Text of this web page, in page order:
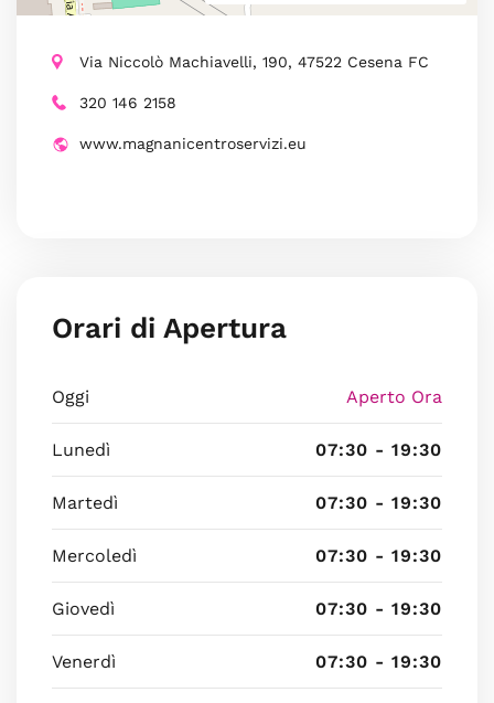
Via Niccolò Machiavelli, 190, 47522 Cesena FC
320 146 2158
www.magnanicentroservizi.eu
Orari di Apertura
Oggi Aperto Ora
Lunedì 07:30 - 19:30
Martedì 07:30 - 19:30
Mercoledì 07:30 - 19:30
Giovedì 07:30 - 19:30
Venerdì 07:30 - 19:30